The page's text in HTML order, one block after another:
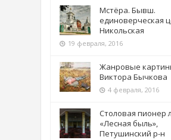
Мстёра. Бывш.
единоверческая
Никольская
19 февраля, 2016
Жанровые
Виктора Бычкова
4 февраля, 2016
Столовая пионер
«Лесная быль»,
Петушинский р-н